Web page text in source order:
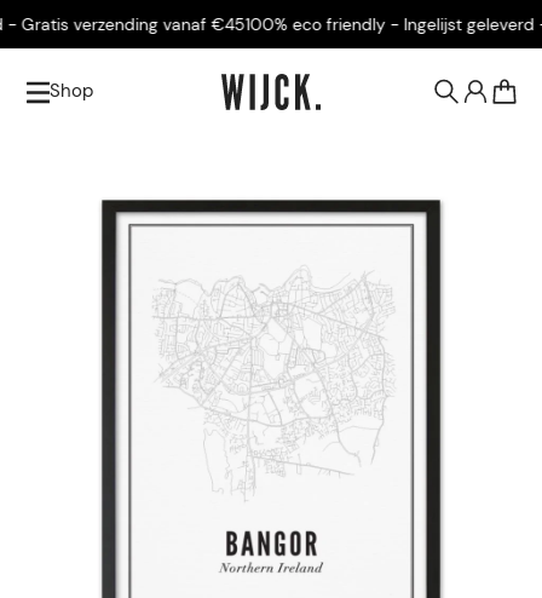
verzending vanaf €45100% eco friendly - Ingelijst geleverd -
Shop